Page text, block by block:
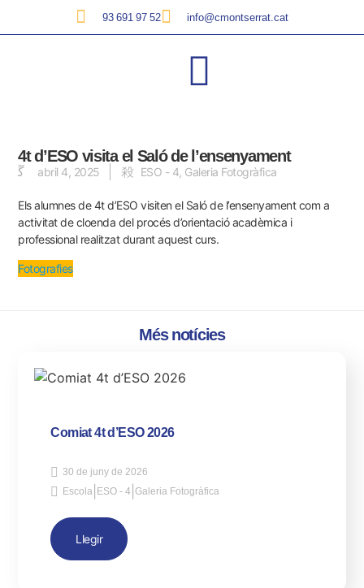
93 691 97 52 info@cmontserrat.cat
4t d’ESO visita el Saló de l’ensenyament
abril 4, 2025 ESO - 4 Galeria Fotogràfica
Els alumnes de 4t d’ESO visiten el Saló de l’ensenyament com a
activitat de cloenda del procés d’orientació acadèmica i
professional realitzat durant aquest curs.
Fotografies
Més notícies
Comiat 4t d’ESO 2026
30 de juny de 2026
Escola ESO - 4 |Galeria Fotogràfica
Llegir